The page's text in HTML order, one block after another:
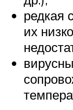
редкая
их